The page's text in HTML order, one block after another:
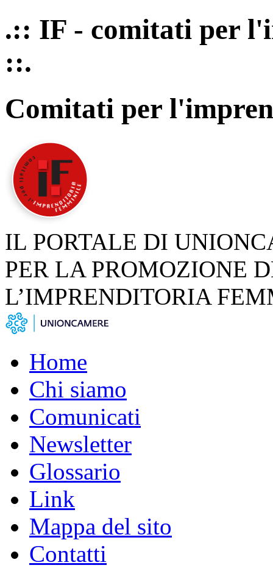
.:: IF - comitati per
::.
Comitati per
IL PORTALE DI
PER LA PROMOZIONE
L’IMPRENDITORIA
Home
Chi siamo
Comunicati
Newsletter
Glossario
Link
Mappa del sito
Contatti